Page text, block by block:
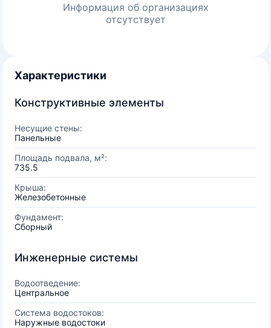
Информация об организациях
отсутствует
Характеристики
Конструктивные элементы
Несущие стены:
Панельные
Площадь подвала, м²:
735.5
Крыша:
Железобетонные
Фундамент:
Сборный
Инженерные системы
Водоотведение:
Центральное
Система водостоков:
Наружные водостоки